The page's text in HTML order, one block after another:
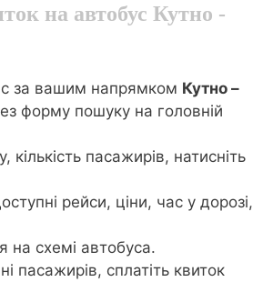
на автобус Кутно -
за вашим напрямком Кутно –
форму пошуку на головній
кількість пасажирів, натисніть
рейси, ціни, час у дорозі,
на схемі автобуса.
пасажирів, сплатіть квиток